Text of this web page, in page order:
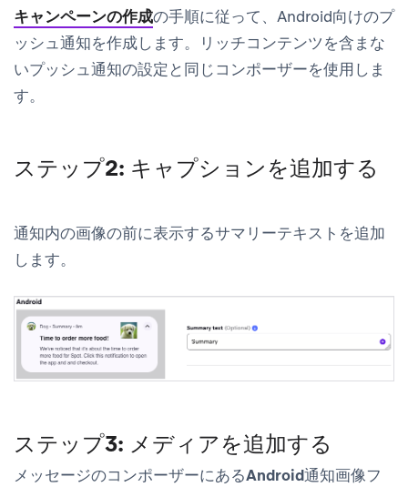
キャンペーンの作成の手順に従って、Android向けのプ
ッシュ通知を作成します。リッチコンテンツを含まな
いプッシュ通知の設定と同じコンポーザーを使用しま
す。
ステップ2: キャプションを追加する
通知内の画像の前に表示するサマリーテキスト を追加
します。
ステップ3: メディアを追加する
メッセージのコンポーザーにあるAndroid通知画像フ